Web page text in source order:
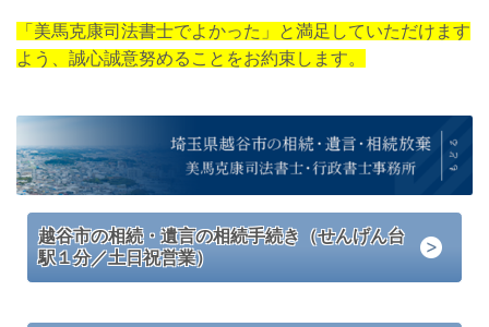
「美馬克康司法書士でよかった」と満足していただけます
よう、誠心誠意努めることをお約束します。
越谷市の相続・遺言の相続手続き（せんげん台
駅１分／土日祝営業）